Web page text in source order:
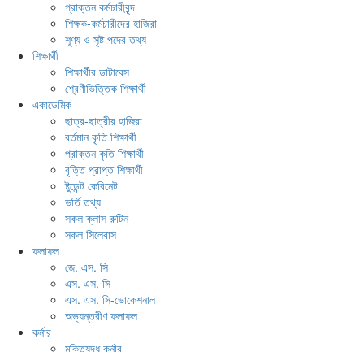
প্রাক্তন কর্মচারীবৃন্দ
শিক্ষক-কর্মচারীদের হাজিরা
শূণ্য ও সৃষ্ট পদের তথ্য
শিক্ষার্থী
শিক্ষার্থীর ডাটাবেস
শ্রেণীভিত্তিক শিক্ষার্থী
একাডেমিক
ছাত্র-ছাত্রীর হাজিরা
বর্তমান কৃতি শিক্ষার্থী
প্রাক্তন কৃতি শিক্ষার্থী
বৃত্তি প্রাপ্ত শিক্ষার্থী
ষ্টুডেন্ট কেবিনেট
ভর্তি তথ্য
সকল ক্লাস রুটিন
সকল সিলেবাস
ফলাফল
জে. এস. সি
এস. এস. সি
এস. এস. সি-ভোকেশনাল
অভ্যন্তরীণ ফলাফল
কর্নার
মুক্তিযুদ্ধ কর্নার